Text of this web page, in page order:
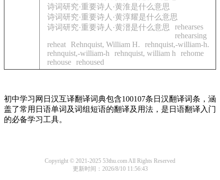
诗词研究·重要诗人·黄淮是什么意思
诗词研究·重要诗人·黄淳耀是什么意思
诗词研究·重要诗人·黄溍是什么意思
rehearses
rehearsing
reheat
Rehnquist, William H.
rehnquist,-william-h.
rehnquist,-william-h
rehnquist, william h
rehome
rehouse rehoused
初中学习网日汉互译翻译词典包含100107条日汉翻译词条，涵
盖了常用日语单词及词组短语的翻译及用法，是日语翻译入门
的必备学习工具。
Copyright © 2021-2025 53thu.com All Rights Reserved
更新时间：2026/8/10 11:56:43